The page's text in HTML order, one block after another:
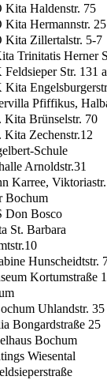
Kita Haldenstr. 75
Kita Hermannstr. 25
Kita Zillertalstr. 5-7
Trinitatis Herner
Str. 131 a
Pfiffikus,
Kita Brünselstr. 70
Kita Zechenstr.12
Schule
Arnoldstr.31
Karree,
Bochum
Don Bosco
St. Barbara
Hunscheidtstr.
Kortumstraße
Uhlandstr. 35
Bongardstraße 25
Bochum
Wiesental